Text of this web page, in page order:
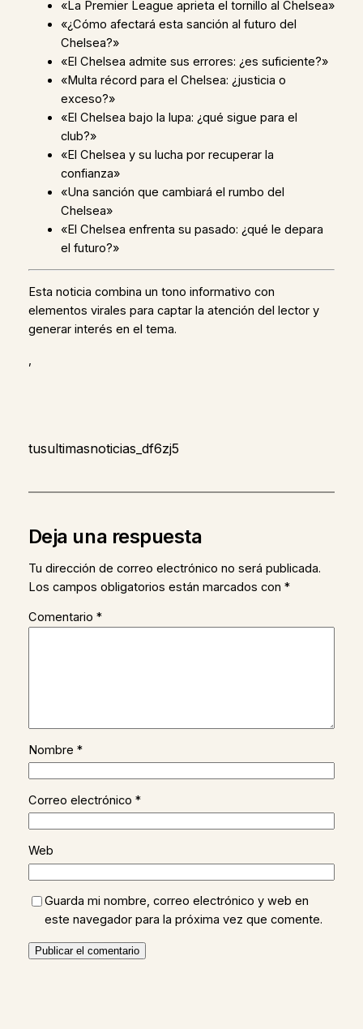
«La Premier League aprieta el tornillo al Chelsea»
«¿Cómo afectará esta sanción al futuro del
Chelsea?»
«El Chelsea admite sus errores: ¿es suficiente?»
«Multa récord para el Chelsea: ¿justicia o
exceso?»
«El Chelsea bajo la lupa: ¿qué sigue para el
club?»
«El Chelsea y su lucha por recuperar la
confianza»
«Una sanción que cambiará el rumbo del
Chelsea»
«El Chelsea enfrenta su pasado: ¿qué le depara
el futuro?»
Esta noticia combina un tono informativo con
elementos virales para captar la atención del lector y
generar interés en el tema.
tusultimasnoticias_df6zj5
Deja una respuesta
Tu dirección de correo electrónico no será publicada.
Los campos obligatorios están marcados con *
Comentario *
Nombre *
Correo electrónico *
Web
Guarda mi nombre, correo electrónico y web en
este navegador para la próxima vez que comente.